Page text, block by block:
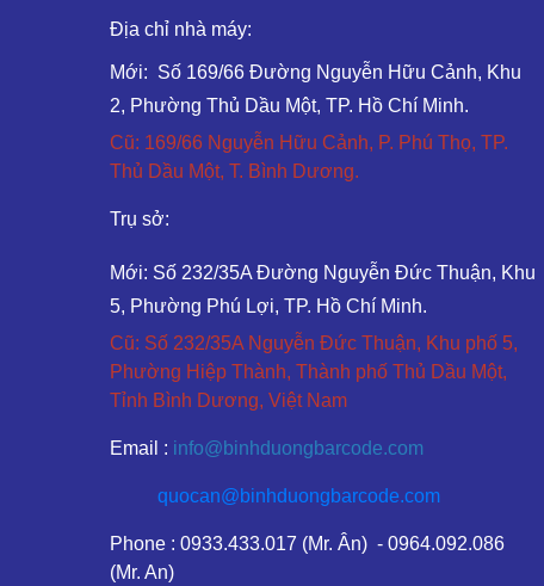
Địa chỉ nhà máy:
Mới: Số 169/66 Đường Nguyễn Hữu Cảnh, Khu
2, Phường Thủ Dầu Một, TP. Hồ Chí Minh.
Cũ: 169/66 Nguyễn Hữu Cảnh, P. Phú Thọ, TP.
Thủ Dầu Một, T. Bình Dương.
Trụ sở:
Mới: Số 232/35A Đường Nguyễn Đức Thuận, Khu
5, Phường Phú Lợi, TP. Hồ Chí Minh.
Cũ: Số 232/35A Nguyễn Đức Thuận, Khu phố 5,
Phường Hiệp Thành, Thành phố Thủ Dầu Một,
Tỉnh Bình Dương, Việt Nam
Email : info@binhduongbarcode.com
quocan@binhduongbarcode.com
Phone : 0933.433.017 (Mr. Ân) - 0964.092.086
(Mr. An)